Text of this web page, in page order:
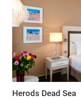
Herods Dead Sea